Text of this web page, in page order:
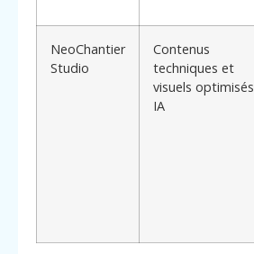
NeoChantier
Studio
Contenus
techniques et
visuels optimisés
IA